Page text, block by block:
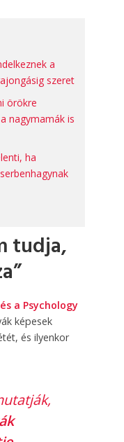
a
szeret
örökre
nagymamák is
ha
tudja,
a Psychology
képesek
és ilyenkor